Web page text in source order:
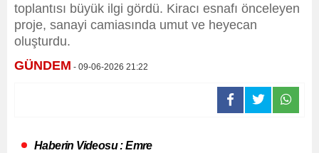
toplantısı büyük ilgi gördü. Kiracı esnafı önceleyen
proje, sanayi camiasında umut ve heyecan
oluşturdu.
GÜNDEM - 09-06-2026 21:22
Haberin Videosu : Emre